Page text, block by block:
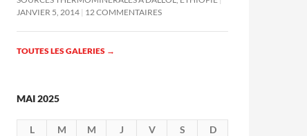
JANVIER 5, 2014 12 COMMENTAIRES
TOUTES LES GALERIES →
MAI 2025
L M M J V S
D